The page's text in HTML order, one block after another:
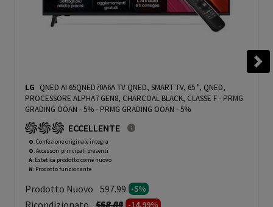
LG QNED AI 65QNED70A6A TV QNED, SMART TV, 65 ", QNED,
PROCESSORE ALPHA7 GEN8, CHARCOAL BLACK, CLASSE F - PRMG
GRADING OOAN - 5%- PRMG GRADING OOAN - 5%
ECCELLENTE
O: Confezione originale integra
O: Accessori principali presenti
A: Estetica prodotto come nuovo
N: Prodotto funzionante
Prodotto Nuovo 597.99 -5%
Ricondizionato Prezzo ridotto da
a-14.99%